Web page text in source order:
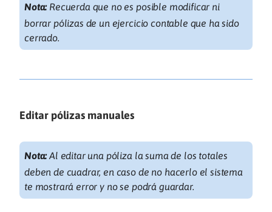
Nota: Recuerda que no es posible modificar ni
borrar pólizas de un ejercicio contable que ha sido
cerrado.
Editar pólizas manuales
Nota:Al editar una póliza la suma de los totales
deben de cuadrar, en caso de no hacerlo el sistema
te mostrará error y no se podrá guardar.